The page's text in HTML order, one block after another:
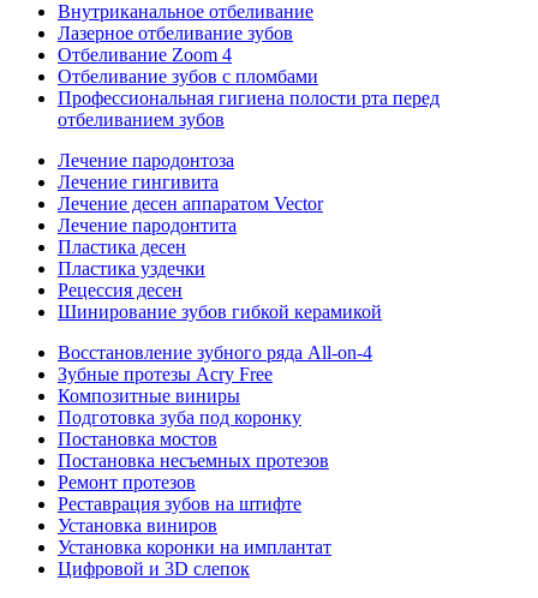
Внутриканальное отбеливание
Лазерное отбеливание зубов
Отбеливание Zoom 4
Отбеливание зубов с пломбами
Профессиональная гигиена полости рта перед
отбеливанием зубов
Лечение пародонтоза
Лечение гингивита
Лечение десен аппаратом Vector
Лечение пародонтита
Пластика десен
Пластика уздечки
Рецессия десен
Шинирование зубов гибкой керамикой
Восстановление зубного ряда All‑on‑4
Зубные протезы Acry Free
Композитные виниры
Подготовка зуба под коронку
Постановка мостов
Постановка несъемных протезов
Ремонт протезов
Реставрация зубов на штифте
Установка виниров
Установка коронки на имплантат
Цифровой и 3D слепок